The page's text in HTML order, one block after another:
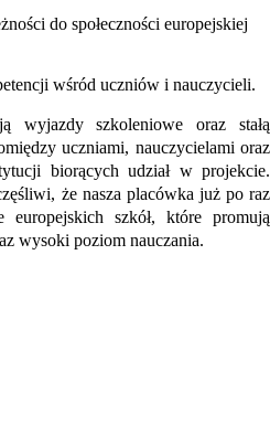
do społeczności europejskiej
wśród uczniów i nauczycieli.
wyjazdy szkoleniowe oraz stałą
uczniami, nauczycielami oraz
biorących udział w projekcie.
że nasza placówka już po raz
szkół, które promują
wysoki poziom nauczania.